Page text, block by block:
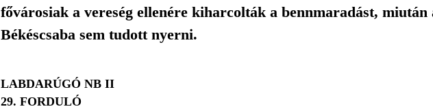
fővárosiak a vereség ellenére kiharcolták a bennmaradást, miután
Békéscsaba sem tudott nyerni.
LABDARÚGÓ NB II
29. FORDULÓ